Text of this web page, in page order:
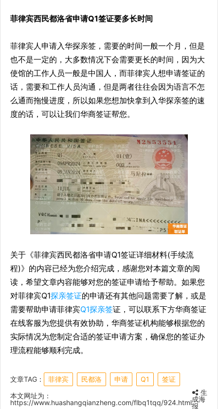
菲律宾西民都洛省申请Q1签证要多长时间
菲律宾人申请入华探亲签，需要的时间一般一个月，但是
也不是一定的，大多数情况下会需要更长的时间，因为大
使馆的工作人员一般是中国人，而菲律宾人想申请签证的
话，需要和工作人员沟通，但是两者往往会因为语言不怎
么通而拖慢进度，所以如果您想加快拿到入华探亲签的速
度的话，可以让我们华商签证帮您。
关于《菲律宾西民都洛省申请Q1签证详细材料(手续流
程)》的内容已经为您介绍完成，感谢您对本篇文章的阅
读，希望文章内容能够对您的签证申请给予帮助。如果您
对菲律宾Q1探亲签证的申请还有其他问题需要了解，或是
需要帮助申请菲律宾Q1探亲签证，可以联系下方华商签证
在线客服为您提供有效协助，华商签证机构能够根据您的
实际情况为您制定合适的签证申请方案，确保您的签证办
理流程能够顺利完成。
文章TAG： 菲律宾 民都洛 申请 Q1
签证
本文网址为：
https://www.huashangqianzheng.com/flbq1tqq/924.html
生
成海
报